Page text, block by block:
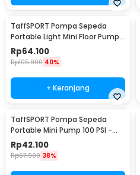
TaffSPORT Pompa Sepeda
Portable Light Mini Floor Pump
160 PSI - PM50
Rp64.100
Rp105.900 40%
+ Keranjang
TaffSPORT Pompa Sepeda
Portable Mini Pump 100 PSI -
PP07
Rp42.100
Rp67.900 38%